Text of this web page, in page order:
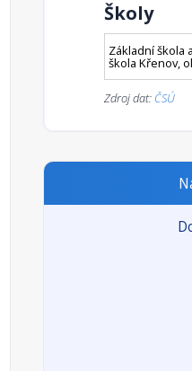
Školy
Základní škola
škola Křenov,
Zdroj dat: ČSÚ